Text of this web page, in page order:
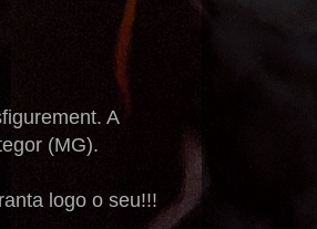
A
(MG).
logo o seu!!!